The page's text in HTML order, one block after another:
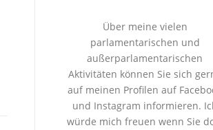
Über meine vielen
parlamentarischen und
außerparlamentarischen
Aktivitäten können Sie sich
auf meinen Profilen auf
und Instagram informieren.
würde mich freuen wenn Sie